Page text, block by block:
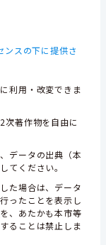
ンスの下に提供さ
利用・改変できま
次著作物を自由に
データの出典（本
てください。
た場合は、データ
ったことを表示し
、あたかも本市等
ることは禁止しま